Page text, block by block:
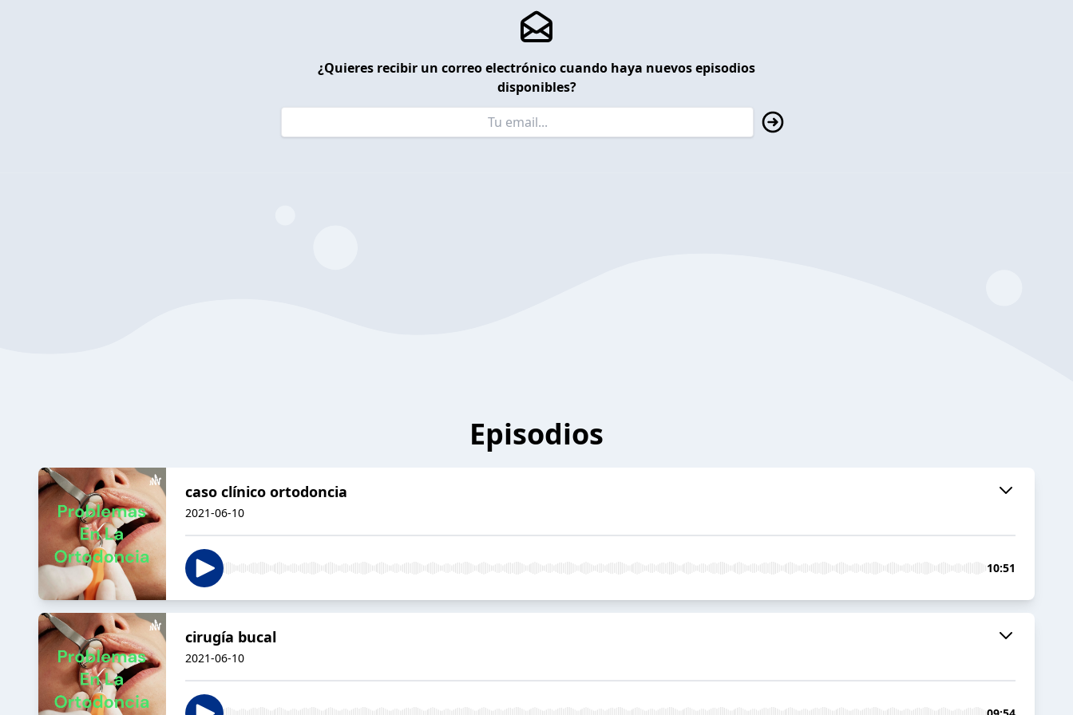
¿Quieres recibir un correo electrónico cuando haya nuevos episodios
disponibles?
Episodios
caso clínico ortodoncia
2021-06-10
10:51
cirugía bucal
2021-06-10